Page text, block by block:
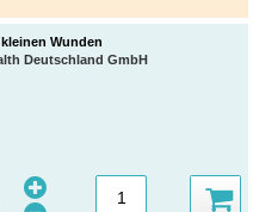
Wunden
Deutschland GmbH